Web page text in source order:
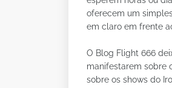
oferecem um
em claro em frente
O Blog Flight 666
manifestarem sobre
sobre os shows do